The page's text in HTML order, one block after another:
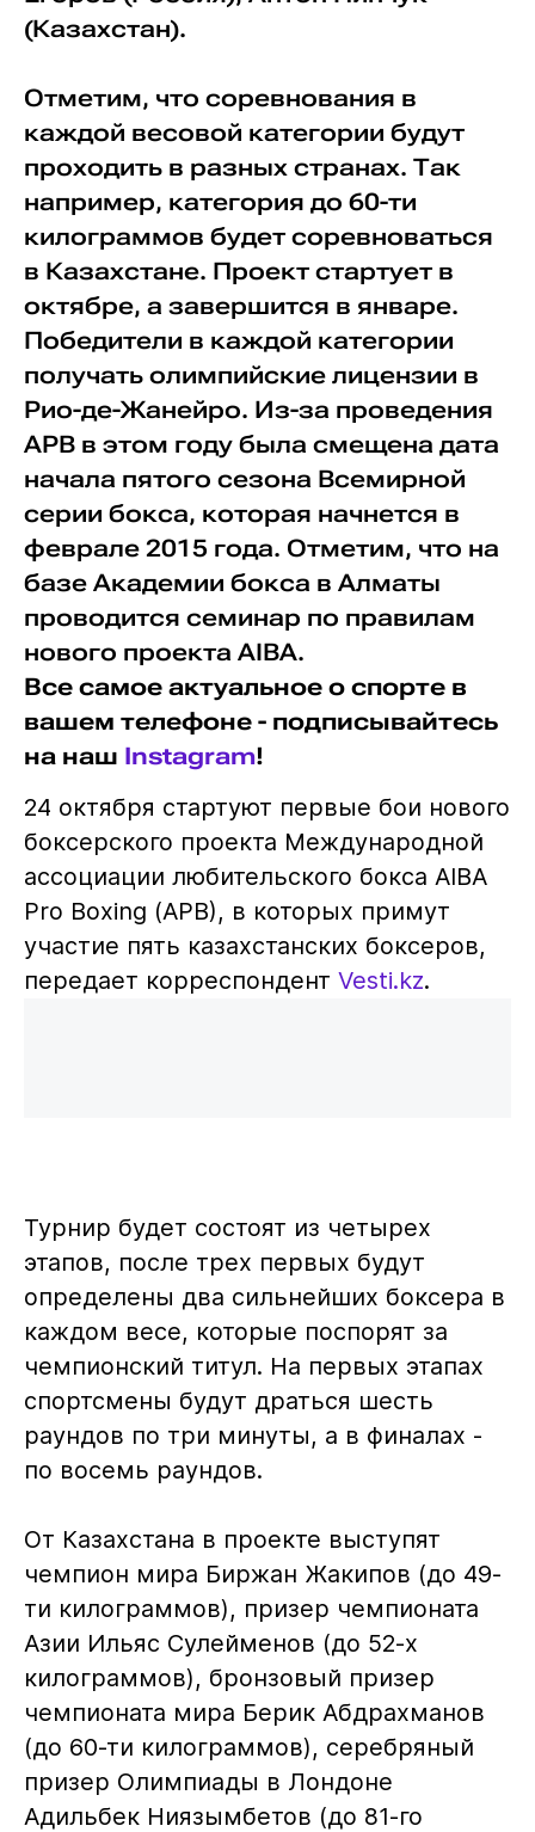
(Казахстан).
Отметим, что соревнования в
каждой весовой категории будут
проходить в разных странах. Так
например, категория до 60-ти
килограммов будет соревноваться
в Казахстане. Проект стартует в
октябре, а завершится в январе.
Победители в каждой категории
получать олимпийские лицензии в
Рио-де-Жанейро. Из-за проведения
APB в этом году была смещена дата
начала пятого сезона Всемирной
серии бокса, которая начнется в
феврале 2015 года. Отметим, что на
базе Академии бокса в Алматы
проводится семинар по правилам
нового проекта AIBA.
Все самое актуальное о спорте в
вашем телефоне - подписывайтесь
на наш Instagram!
24 октября стартуют первые бои нового
боксерского проекта Международной
ассоциации любительского бокса AIBA
Pro Boxing (APB), в которых примут
участие пять казахстанских боксеров,
передает корреспондент Vesti.kz.
Турнир будет состоят из четырех
этапов, после трех первых будут
определены два сильнейших боксера в
каждом весе, которые поспорят за
чемпионский титул. На первых этапах
спортсмены будут драться шесть
раундов по три минуты, а в финалах -
по восемь раундов.
От Казахстана в проекте выступят
чемпион мира Биржан Жакипов (до 49-
ти килограммов), призер чемпионата
Азии Ильяс Сулейменов (до 52-х
килограммов), бронзовый призер
чемпионата мира Берик Абдрахманов
(до 60-ти килограммов), серебряный
призер Олимпиады в Лондоне
Адильбек Ниязымбетов (до 81-го